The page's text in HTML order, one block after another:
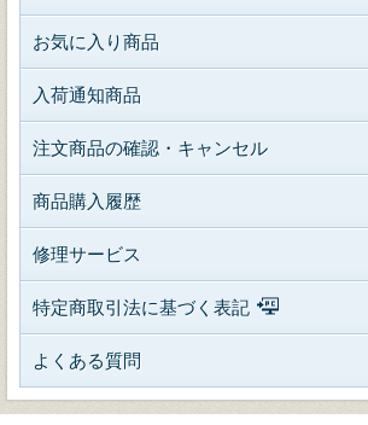
お気に入り商品
入荷通知商品
注文商品の確認・キャンセル
商品購入履歴
修理サービス
特定商取引法に基づく表記
よくある質問